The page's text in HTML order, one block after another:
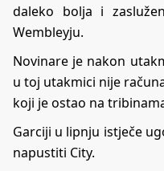
daleko bolja i
Wembleyju.
Novinare je nakon
u toj utakmici nije
koji je ostao na
Garciji u lipnju istječe
napustiti City.